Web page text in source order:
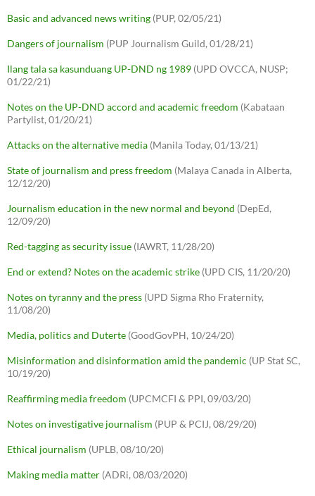
Basic and advanced news writing (PUP, 02/05/21)
Dangers of journalism (PUP Journalism Guild, 01/28/21)
Ilang tala sa kasunduang UP-DND ng 1989 (UPD OVCCA, NUSP;
01/22/21)
Notes on the UP-DND accord and academic freedom (Kabataan
Partylist, 01/20/21)
Attacks on the alternative media (Manila Today, 01/13/21)
State of journalism and press freedom (Malaya Canada in Alberta,
12/12/20)
Journalism education in the new normal and beyond (DepEd,
12/09/20)
Red-tagging as security issue (IAWRT, 11/28/20)
End or extend? Notes on the academic strike (UPD CIS, 11/20/20)
Notes on tyranny and the press (UPD Sigma Rho Fraternity,
11/08/20)
Media, politics and Duterte (GoodGovPH, 10/24/20)
Misinformation and disinformation amid the pandemic (UP Stat SC,
10/19/20)
Reaffirming media freedom (UPCMCFI & PPI, 09/03/20)
Notes on investigative journalism (PUP & PCIJ, 08/29/20)
Ethical journalism (UPLB, 08/10/20)
Making media matter (ADRi, 08/03/2020)